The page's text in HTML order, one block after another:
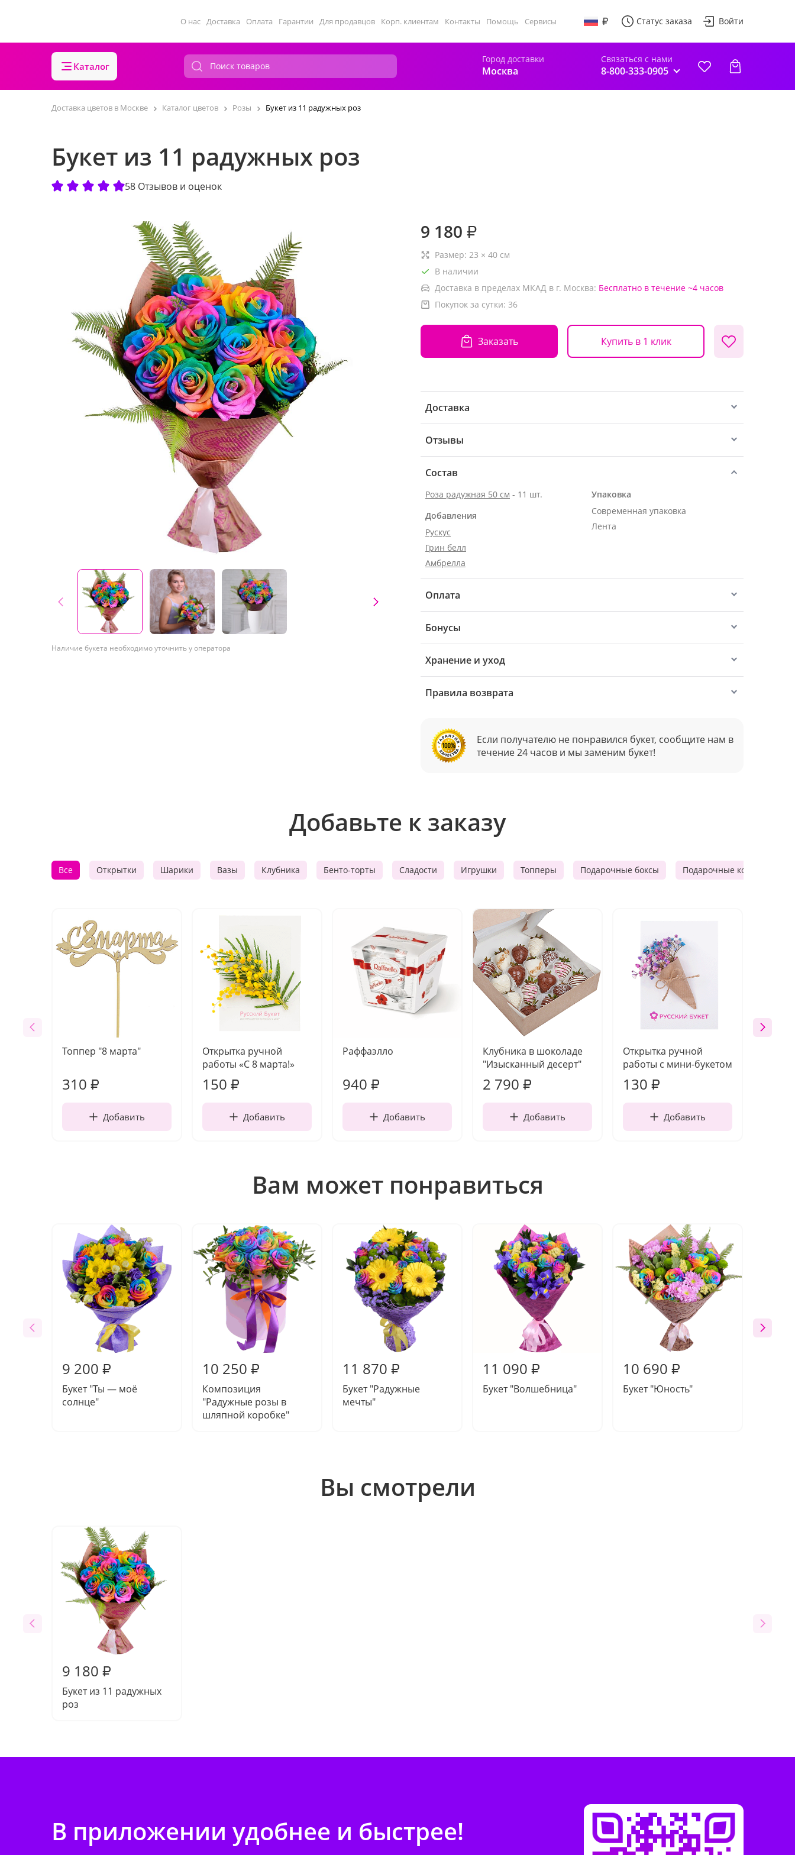
О нас Доставка Оплата Гарантии Для продавцов Корп. клиентам Контакты Помощь Сервисы Статус заказа Войти
Каталог
Город доставки
Москва
Связаться с нами
8-800-333-0905
Доставка цветов в Москве Каталог цветов Розы Букет из 11 радужных роз
Букет из 11 радужных роз
58 Отзывов и оценок
Наличие букета необходимо уточнить у оператора
9 180 ₽
Размер: 23 × 40 см
В наличии
Доставка в пределах МКАД в г. Москва: Бесплатно в течение ~4 часов
Покупок за сутки: 36
Заказать Купить в 1 клик
Доставка
Отзывы
Состав
Роза радужная 50 см - 11 шт.
Добавления
Рускус
Грин белл
Амбрелла
Упаковка
Современная упаковка
Лента
Оплата
Бонусы
Хранение и уход
Правила возврата
Если получателю не понравился букет, сообщите нам в
течение 24 часов и мы заменим букет!
Добавьте к заказу
Все Открытки Шарики Вазы Клубника Бенто-торты Сладости Игрушки Топперы Подарочные боксы Подарочные корзины
Топпер "8 марта"
310 ₽
Добавить
Открытка ручной
работы «С 8 марта!»
150 ₽
Добавить
Раффаэлло
940 ₽
Добавить
Клубника в шоколаде
"Изысканный десерт"
2 790 ₽
Добавить
Открытка ручной
работы с мини-букетом
130 ₽
Добавить
Вам может понравиться
9 200 ₽
Букет "Ты — моё
солнце"
10 250 ₽
Композиция
"Радужные розы в
шляпной коробке"
11 870 ₽
Букет "Радужные
мечты"
11 090 ₽
Букет "Волшебница"
10 690 ₽
Букет "Юность"
Вы смотрели
9 180 ₽
Букет из 11 радужных
роз
В приложении удобнее и быстрее!